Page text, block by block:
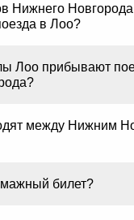
Нижнего Новгорода
в Лоо?
Лоо прибывают
между Нижним
билет?